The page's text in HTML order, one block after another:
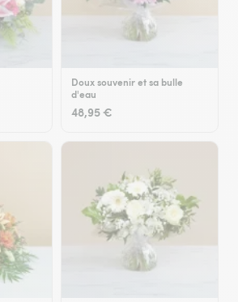
Doux souvenir et sa bulle
d'eau
48,95 €